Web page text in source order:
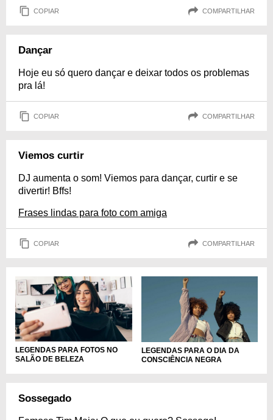
COPIAR COMPARTILHAR
Dançar
Hoje eu só quero dançar e deixar todos os problemas
pra lá!
COPIAR COMPARTILHAR
Viemos curtir
DJ aumenta o som! Viemos para dançar, curtir e se
divertir! Bffs!
Frases lindas para foto com amiga
COPIAR COMPARTILHAR
LEGENDAS PARA FOTOS NO
SALÃO DE BELEZA
LEGENDAS PARA O DIA DA
CONSCIÊNCIA NEGRA
Sossegado